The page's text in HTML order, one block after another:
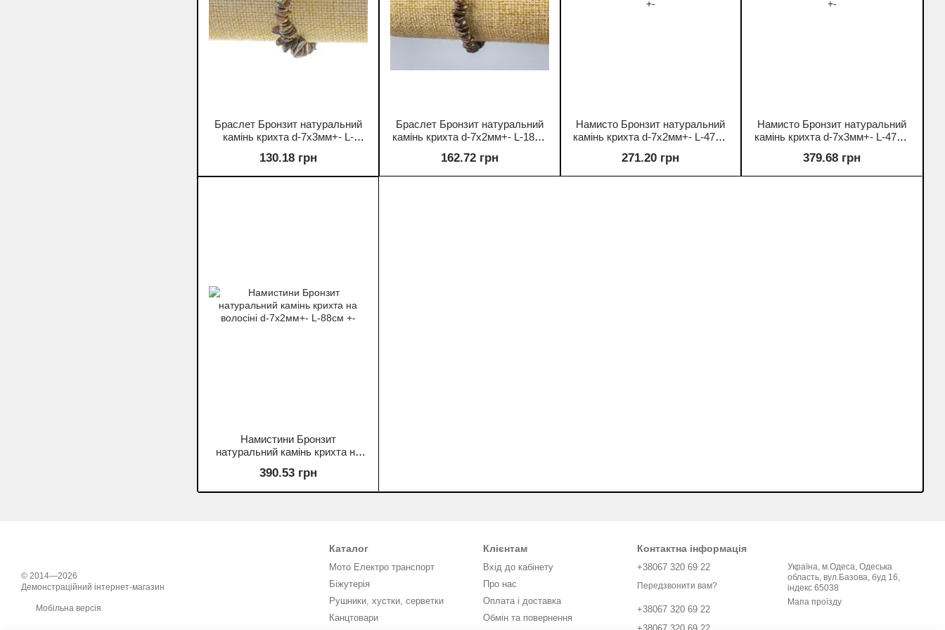
Браслет Бронзит натуральний
камінь крихта d-7х3мм+- L-
130.18 грн
Браслет Бронзит натуральний
камінь крихта d-7х2мм+- L-18см
162.72 грн
Намисто Бронзит натуральний
камінь крихта d-7х2мм+- L-47см
271.20 грн
Намисто Бронзит натуральний
камінь крихта d-7х3мм+- L-47см
379.68 грн
Намистини Бронзит
натуральний камінь крихта на
390.53 грн
© 2014—2026
Демонстраційний інтернет-магазин
Мобільна версія
Каталог
Мото Електро транспорт
Біжутерія
Рушники, хустки, серветки
Канцтовари
Клієнтам
Вхід до кабінету
Про нас
Оплата і доставка
Обмін та повернення
Контактна інформація
+38067 320 69 22
Передзвонити вам?
+38067 320 69 22
Україна, м.Одеса, Одеська
область, вул.Базова, буд 16,
індекс 65038
Мапа проїзду